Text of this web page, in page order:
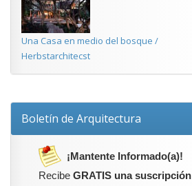
Una Casa en medio del bosque /
Herbstarchitecst
Boletín de Arquitectura
¡Mantente Informado(a)!
Recibe GRATIS una suscripción